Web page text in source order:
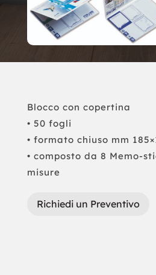
Blocco con copertina
• 50 fogli
• formato chiuso mm
• composto da 8 Memo-
misure
Richiedi un Preventivo